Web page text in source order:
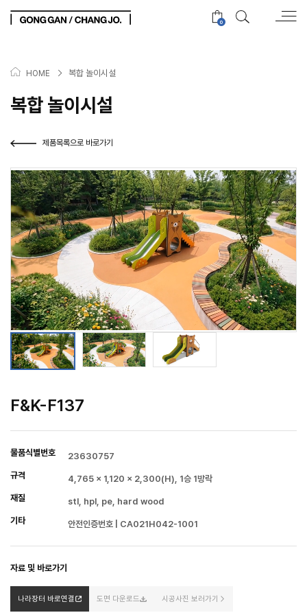
0
HOME > 복합 놀이시설
복합 놀이시설
제품목록으로 바로가기
F&K-F137
물품식별번호
23630757
규격
4,765 × 1,120 × 2,300(H), 1승 1방락
재질
stl, hpl, pe, hard wood
기타
안전인증번호 | CA021H042-1001
자료 및 바로가기
나라장터 바로연결 도면 다운로드 시공사진 보러가기